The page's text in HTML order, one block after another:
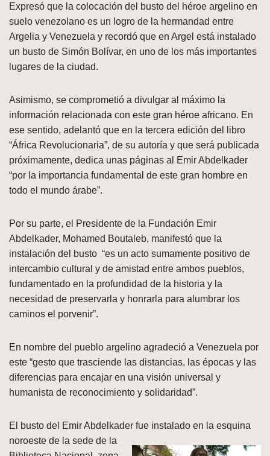
Expresó que la colocación del busto del héroe argelino en
suelo venezolano es un logro de la hermandad entre
Argelia y Venezuela y recordó que en Argel está instalado
un busto de Simón Bolívar, en uno de los más importantes
lugares de la ciudad.
Asimismo, se comprometió a divulgar al máximo la
información relacionada con este gran héroe africano. En
ese sentido, adelantó que en la tercera edición del libro
“África Revolucionaria”, de su autoría y que será publicada
próximamente, dedica unas páginas al Emir Abdelkader
“por la importancia fundamental de este gran hombre en
todo el mundo árabe”.
Por su parte, el Presidente de la Fundación Emir
Abdelkader, Mohamed Boutaleb, manifestó que la
instalación del busto “es un acto sumamente positivo de
intercambio cultural y de amistad entre ambos pueblos,
fundamentado en la profundidad de la historia y la
necesidad de preservarla y honrarla para alumbrar los
caminos el porvenir”.
En nombre del pueblo argelino agradeció a Venezuela por
este “gesto que trasciende las distancias, las épocas y las
diferencias para encajar en una visión universal y
humanista de reconocimiento y solidaridad”.
El busto del Emir Abdelkader fue instalado en la esquina
noroeste de la sede de la